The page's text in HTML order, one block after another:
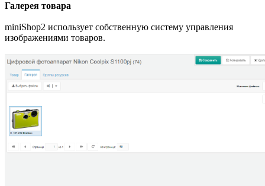
Галерея товара
miniShop2 использует собственную систему управления
изображениями товаров.